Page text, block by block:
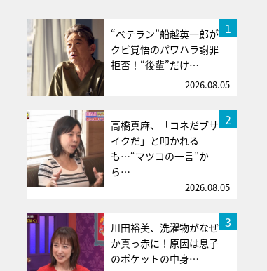
1
“ベテラン”船越英一郎が
クビ覚悟のパワハラ謝罪
拒否！“後輩”だけ…
2026.08.05
2
高橋真麻、「コネだブサ
イクだ」と叩かれる
も…“マツコの一言”か
ら…
2026.08.05
3
川田裕美、洗濯物がなぜ
か真っ赤に！原因は息子
のポケットの中身…